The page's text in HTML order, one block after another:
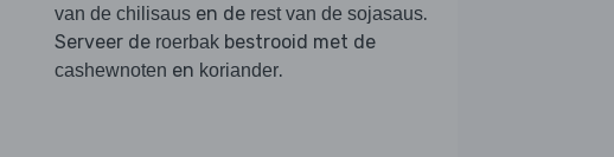
van de chilisaus en de rest van de sojasaus.
Serveer de roerbak bestrooid met de
cashewnoten en koriander.